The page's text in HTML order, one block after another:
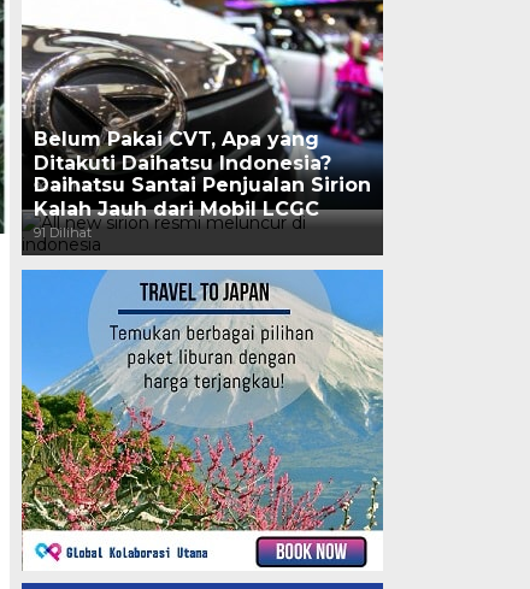
Belum Pakai CVT, Apa yang
Ditakuti Daihatsu Indonesia?
96 Dilihat
Daihatsu Santai Penjualan Sirion
Kalah Jauh dari Mobil LCGC
91 Dilihat